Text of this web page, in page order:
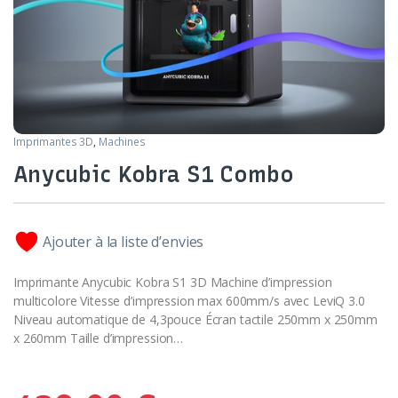
Imprimantes 3D, Machines
Anycubic Kobra S1 Combo
Ajouter à la liste d’envies
Imprimante Anycubic Kobra S1 3D Machine d’impression
multicolore Vitesse d’impression max 600mm/s avec LeviQ 3.0
Niveau automatique de 4,3pouce Écran tactile 250mm x 250mm
x 260mm Taille d’impression…